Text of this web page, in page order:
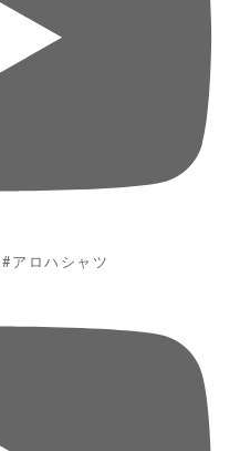
アロハシャツ